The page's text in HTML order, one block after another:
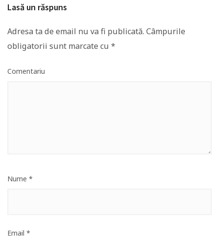
Lasă un răspuns
Adresa ta de email nu va fi publicată. Câmpurile
obligatorii sunt marcate cu *
Comentariu
Nume *
Email *